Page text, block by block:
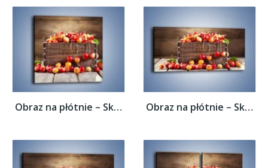
Obraz na płótnie – Skrzynka nazrywanych... Obraz na płótnie – Skrzynka nazrywanych...